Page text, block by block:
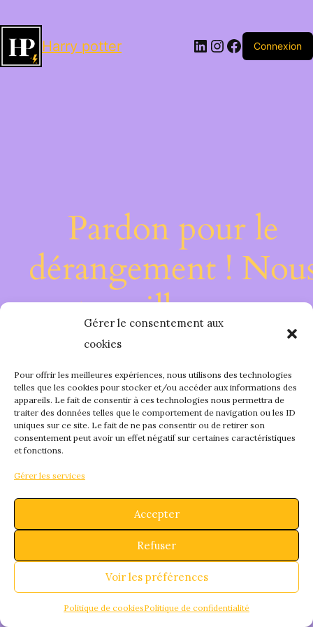
Gérer le consentement aux
cookies
Pour offrir les meilleures expériences, nous utilisons des technologies
telles que les cookies pour stocker et/ou accéder aux informations des
appareils. Le fait de consentir à ces technologies nous permettra de
traiter des données telles que le comportement de navigation ou les ID
uniques sur ce site. Le fait de ne pas consentir ou de retirer son
consentement peut avoir un effet négatif sur certaines caractéristiques
et fonctions.
Gérer les services
Accepter
Refuser
Voir les préférences
Politique de cookiesPolitique de confidentialité
Harry potter LinkedIn
Instagram
Facebook
Connexion
Pardon pour le
dérangement !
travaillons sur
quelque chose de
fantastique –
bientôt !